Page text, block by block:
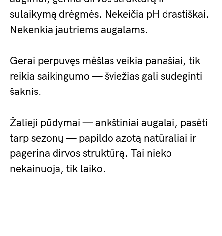
sulaikymą drėgmės. Nekeičia pH drastiškai.
Nekenkia jautriems augalams.
Gerai perpuvęs mėšlas veikia panašiai, tik
reikia saikingumo — šviežias gali sudeginti
šaknis.
Žalieji pūdymai — ankštiniai augalai, pasėti
tarp sezonų — papildo azotą natūraliai ir
pagerina dirvos struktūrą. Tai nieko
nekainuoja, tik laiko.